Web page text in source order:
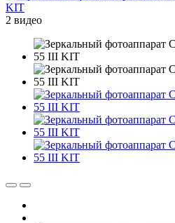
2 видео